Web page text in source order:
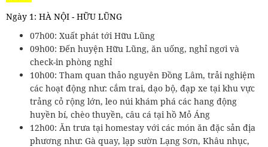
Ngày 1: HÀ NỘI - HỮU LŨNG
07h00: Xuất phát tới Hữu Lũng
09h00: Đến huyện Hữu Lũng, ăn uống, nghỉ ngơi và
check-in phòng nghỉ
10h00: Tham quan thảo nguyên Đồng Lâm, trải nghiệm
các hoạt động như: cắm trai, dạo bộ, đạp xe tại khu vực
trảng cỏ rộng lớn, leo núi khám phá các hang động
huyền bí, chèo thuyền, câu cá tại hồ Mỏ Áng
12h00: Ăn trưa tại homestay với các món ăn đặc sản địa
phương như: Gà quay, lạp sườn Lạng Sơn, Khâu nhục,